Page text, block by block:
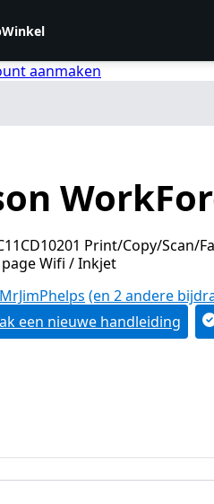
Winkel
aanmaken
Print/Copy/Scan/
Wifi / Inkjet
MrJimPhelps (en 2 andere
een nieuwe handleiding